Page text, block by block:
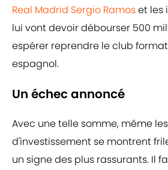
Real Madrid Sergio Ramoset les
lui vont devoir débourser 500
espérer reprendre le club
espagnol.
Un échec annoncé
Avec une telle somme, même
d'investissement se montrent
un signe des plus rassurants. Il